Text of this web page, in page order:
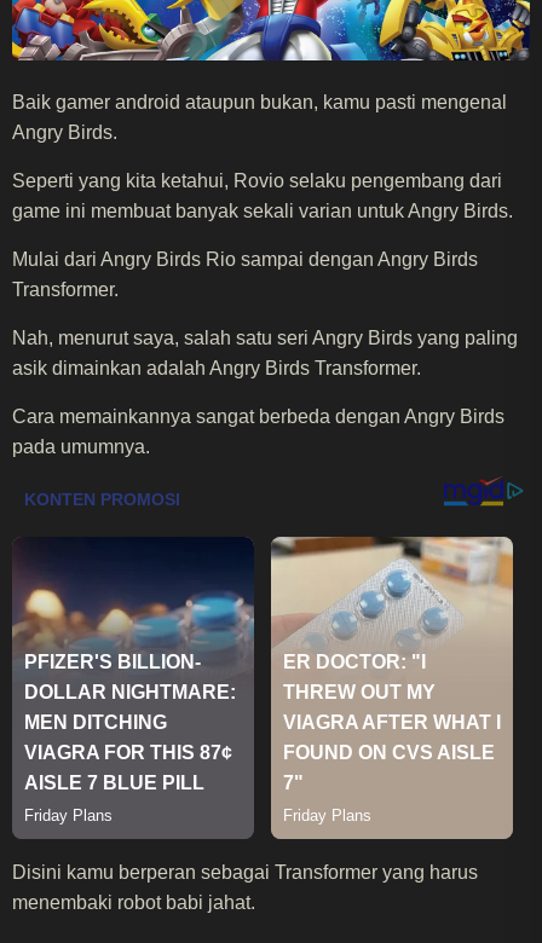
Baik gamer android ataupun bukan, kamu pasti mengenal
Angry Birds.
Seperti yang kita ketahui, Rovio selaku pengembang dari
game ini membuat banyak sekali varian untuk Angry Birds.
Mulai dari Angry Birds Rio sampai dengan Angry Birds
Transformer.
Nah, menurut saya, salah satu seri Angry Birds yang paling
asik dimainkan adalah Angry Birds Transformer.
Cara memainkannya sangat berbeda dengan Angry Birds
pada umumnya.
Disini kamu berperan sebagai Transformer yang harus
menembaki robot babi jahat.